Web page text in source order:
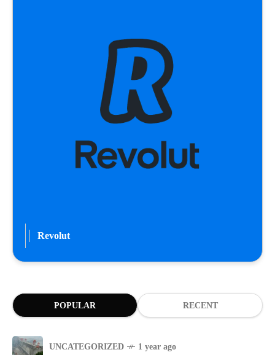
Revolut
POPULAR RECENT
UNCATEGORIZED 1 year ago
2 years ago
Espressor paduri Senseo blocat?Afla cum îl
poti debloca
1 year ago
Ai simțit vreodată deja-vu? Află de ce se